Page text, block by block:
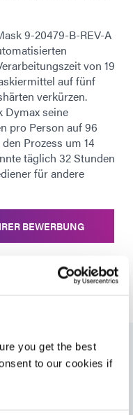
you get the best
to our cookies if
9-20479-B-REV-A
von 19
auf fünf
verkürzen.
Dymax seine
pro Person auf 96
Prozess um 14
täglich 32 Stunden
für andere
BEWERBUNG